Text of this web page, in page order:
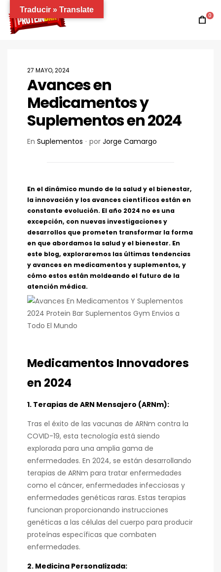
0
27 MAYO, 2024
Avances en
Medicamentos y
Suplementos en 2024
En Suplementos por Jorge Camargo
En el dinámico mundo de la salud y el bienestar,
la innovación y los avances científicos están en
constante evolución. El año 2024 no es una
excepción, con nuevas investigaciones y
desarrollos que prometen transformar la forma
en que abordamos la salud y el bienestar. En
este blog, exploraremos las últimas tendencias
y avances en medicamentos y suplementos, y
cómo estos están moldeando el futuro de la
atención médica.
Medicamentos Innovadores
en 2024
1. Terapias de ARN Mensajero (ARNm):
Tras el éxito de las vacunas de ARNm contra la
COVID-19, esta tecnología está siendo
explorada para una amplia gama de
enfermedades. En 2024, se están desarrollando
terapias de ARNm para tratar enfermedades
como el cáncer, enfermedades infecciosas y
enfermedades genéticas raras. Estas terapias
funcionan proporcionando instrucciones
genéticas a las células del cuerpo para producir
proteínas específicas que combaten
enfermedades.
2. Medicina Personalizada:
Traducir » Translate